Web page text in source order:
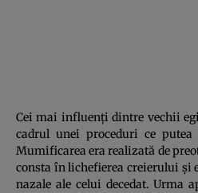
Cei mai influenţi dintre vechii
cadrul unei proceduri ce
Mumificarea era realizată de
consta în lichefierea creierului
nazale ale celui decedat. Urma